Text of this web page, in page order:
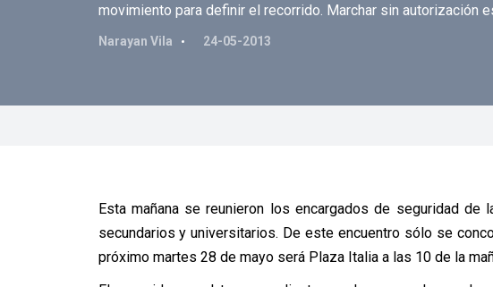
movimiento para definir el recorrido. Marchar sin autorización
Narayan Vila 24-05-2013
Esta mañana se reunieron los encargados de seguridad de
secundarios y universitarios. De este encuentro sólo se
próximo martes 28 de mayo será Plaza Italia a las 10 de la